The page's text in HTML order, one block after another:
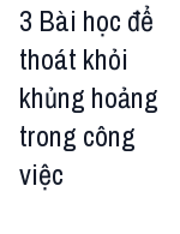
3 Bài học để
thoát khỏi
khủng hoảng
trong công
việc